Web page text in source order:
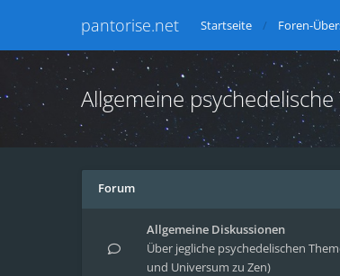
pantorise.net Startseite Foren-
Allgemeine
Forum
Allgemeine Diskussionen
Über jegliche psychedelischen
und Universum zu Zen)